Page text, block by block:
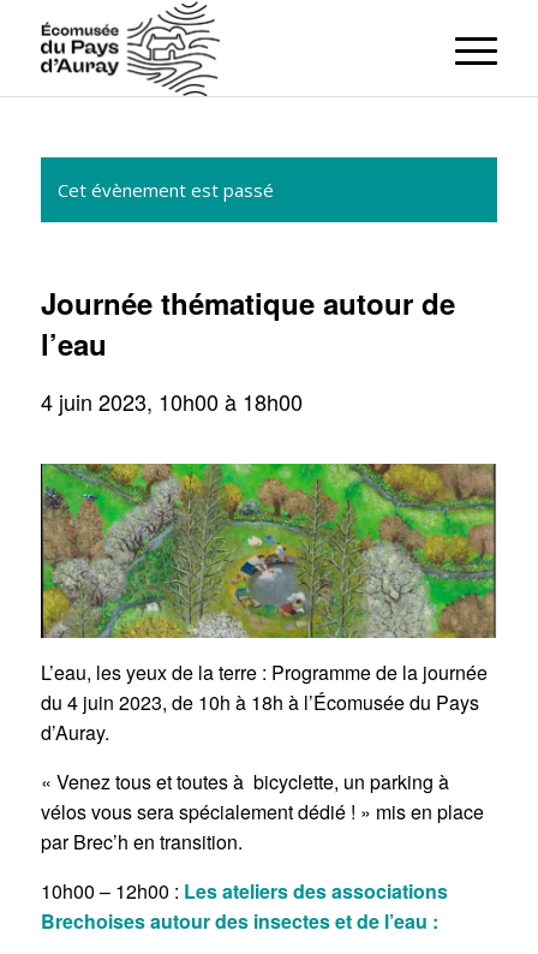
Cet évènement est passé
Journée thématique autour de
l’eau
4 juin 2023, 10h00à 18h00
L’eau, les yeux de la terre : Programme de la journée
du 4 juin 2023, de 10h à 18h à l’Écomusée du Pays
d’Auray.
« Venez tous et toutes à bicyclette, un parking à
vélos vous sera spécialement dédié ! » mis en place
par Brec’h en transition.
10h00 – 12h00 : Les ateliers des associations
Brechoises autour des insectes et de l’eau :